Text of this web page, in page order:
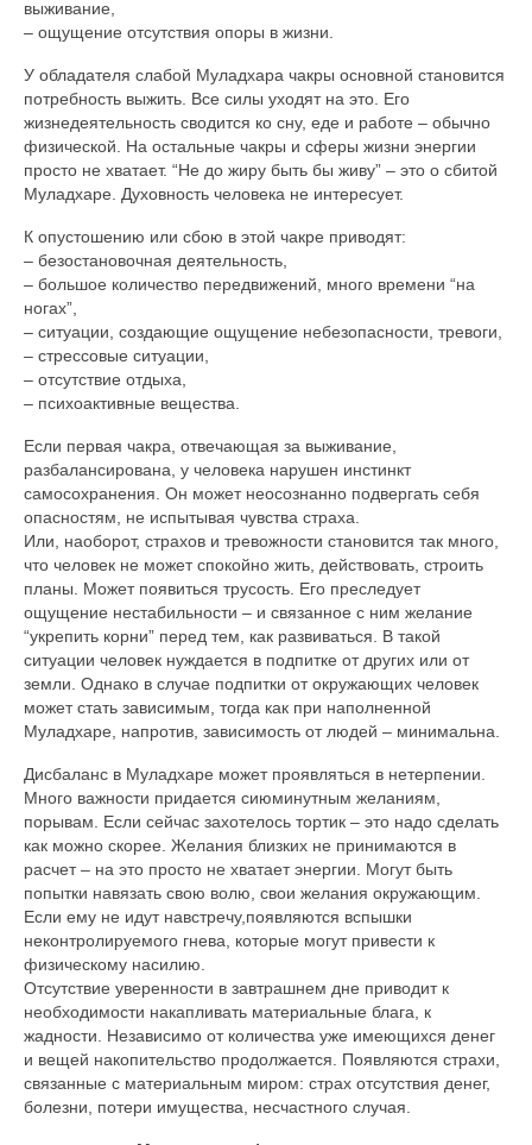
выживание,
– ощущение отсутствия опоры в жизни.
У обладателя слабой Муладхара чакры основной становится
потребность выжить. Все силы уходят на это. Его
жизнедеятельность сводится ко сну, еде и работе – обычно
физической. На остальные чакры и сферы жизни энергии
просто не хватает. “Не до жиру быть бы живу” – это о сбитой
Муладхаре. Духовность человека не интересует.
К опустошению или сбою в этой чакре приводят:
– безостановочная деятельность,
– большое количество передвижений, много времени “на
ногах”,
– ситуации, создающие ощущение небезопасности, тревоги,
– стрессовые ситуации,
– отсутствие отдыха,
– психоактивные вещества.
Если первая чакра, отвечающая за выживание,
разбалансирована, у человека нарушен инстинкт
самосохранения. Он может неосознанно подвергать себя
опасностям, не испытывая чувства страха.
Или, наоборот, страхов и тревожности становится так много,
что человек не может спокойно жить, действовать, строить
планы. Может появиться трусость. Его преследует
ощущение нестабильности – и связанное с ним желание
“укрепить корни” перед тем, как развиваться. В такой
ситуации человек нуждается в подпитке от других или от
земли. Однако в случае подпитки от окружающих человек
может стать зависимым, тогда как при наполненной
Муладхаре, напротив, зависимость от людей – минимальна.
Дисбаланс в Муладхаре может проявляться в нетерпении.
Много важности придается сиюминутным желаниям,
порывам. Если сейчас захотелось тортик – это надо сделать
как можно скорее. Желания близких не принимаются в
расчет – на это просто не хватает энергии. Могут быть
попытки навязать свою волю, свои желания окружающим.
Если ему не идут навстречу,появляются вспышки
неконтролируемого гнева, которые могут привести к
физическому насилию.
Отсутствие уверенности в завтрашнем дне приводит к
необходимости накапливать материальные блага, к
жадности. Независимо от количества уже имеющихся денег
и вещей накопительство продолжается. Появляются страхи,
связанные с материальным миром: страх отсутствия денег,
болезни, потери имущества, несчастного случая.